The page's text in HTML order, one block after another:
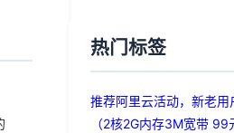
热门标签
推荐阿里云活动，新老用
（2核2G内存3M宽带 99